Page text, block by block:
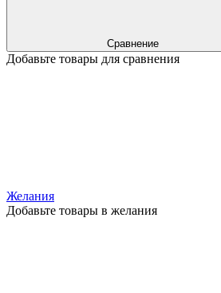
Сравнение
Добавьте товары для сравнения
Желания
Добавьте товары в желания